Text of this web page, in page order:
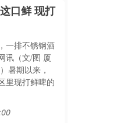
口鲜 现打
一排不锈钢酒
讯（文/图 厦
暑期以来，
里现打鲜啤的